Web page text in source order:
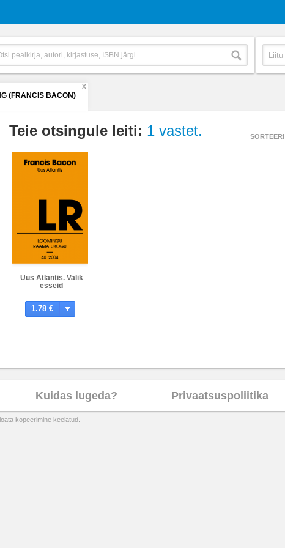
(FRANCIS BACON)
X
Teie otsingule leiti: 1 vastet.
Uus Atlantis. Valik
esseid
1.78 €
Kuidas lugeda? Privaatsuspoliitika
kopeerimine keelatud.